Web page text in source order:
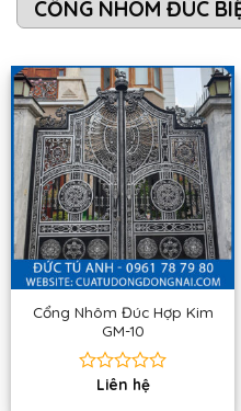
5
sao
CỔNG NHÔM ĐÚC
Cổng Nhôm Đúc Hợp Kim
GM-10
Được
Liên hệ